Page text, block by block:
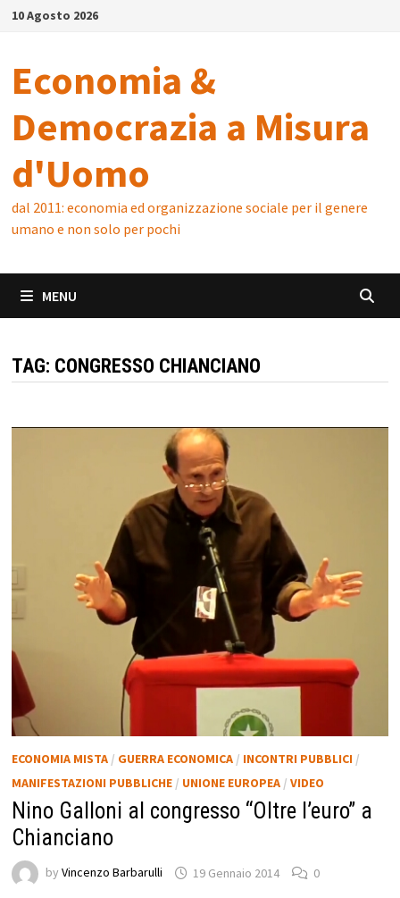
Skip10 Agosto 2026
Economia &
Democrazia a Misura
d'Uomo
dal 2011: economia ed organizzazione sociale per il genere
umano e non solo per pochi
MENU
TAG: CONGRESSO CHIANCIANO
ECONOMIA MISTA/ GUERRA ECONOMICA/ INCONTRI PUBBLICI /
MANIFESTAZIONI PUBBLICHE/ UNIONE EUROPEA/ VIDEO
Nino Galloni al congresso “Oltre l’euro” a
Chianciano
by Vincenzo Barbarulli 19 Gennaio 2014 0